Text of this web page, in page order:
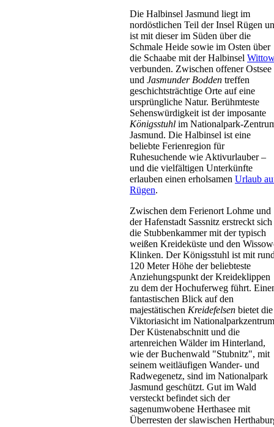
Apartmenthaus
Glowe
Preis auf Anfrage
Bungalow
Glowe
Preis auf Anfrage
Ferienhaus
Sassnitz
Die Halbinsel Jasmund liegt im
nordöstlichen Teil der Insel Rügen
ist mit dieser im Süden über die
Schmale Heide sowie im Osten über
die Schaabe mit der Halbinsel
verbunden. Zwischen offener Ostsee
und Jasmunder Bodden treffen
geschichtsträchtige Orte auf eine
ursprüngliche Natur. Berühmteste
Sehenswürdigkeit ist der imposante
Königsstuhl im Nationalpark-
Jasmund. Die Halbinsel ist eine
beliebte Ferienregion für
Ruhesuchende wie Aktivurlauber –
und die vielfältigen Unterkünfte
erlauben einen erholsamen Urlaub
Rügen.
Zwischen dem Ferienort Lohme und
der Hafenstadt Sassnitz erstreckt sich
die Stubbenkammer mit der typisch
weißen Kreideküste und den
Klinken. Der Königsstuhl ist mit
120 Meter Höhe der beliebteste
Anziehungspunkt der Kreideklippen
zu dem der Hochuferweg führt.
fantastischen Blick auf den
majestätischen Kreidefelsen bietet die
Viktoriasicht im
Der Küstenabschnitt und die
artenreichen Wälder im Hinterland,
wie der Buchenwald "Stubnitz", mit
seinem weitläufigen Wander- und
Radwegenetz, sind im Nationalpark
Jasmund geschützt. Gut im Wald
versteckt befindet sich der
sagenumwobene Herthasee mit
Überresten der slawischen